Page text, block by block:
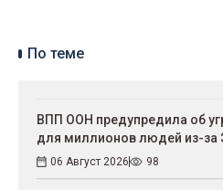
По теме
ВПП ООН предупредила об
для миллионов людей из-за
06 Август 2026 98